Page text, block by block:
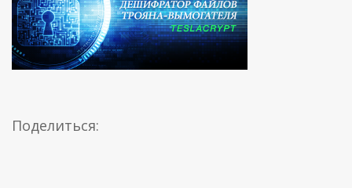
Поделиться: